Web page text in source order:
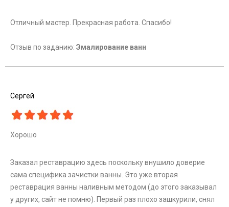
Отличный мастер. Прекрасная работа. Спасибо!
Отзыв по заданию: Эмалирование ванн
Сергей
Хорошо
Заказал реставрацию здесь поскольку внушило доверие
сама специфика зачистки ванны. Это уже вторая
реставрация ванны наливным методом (до этого заказывал
у других, сайт не помню). Первый раз плохо зашкурили, снял